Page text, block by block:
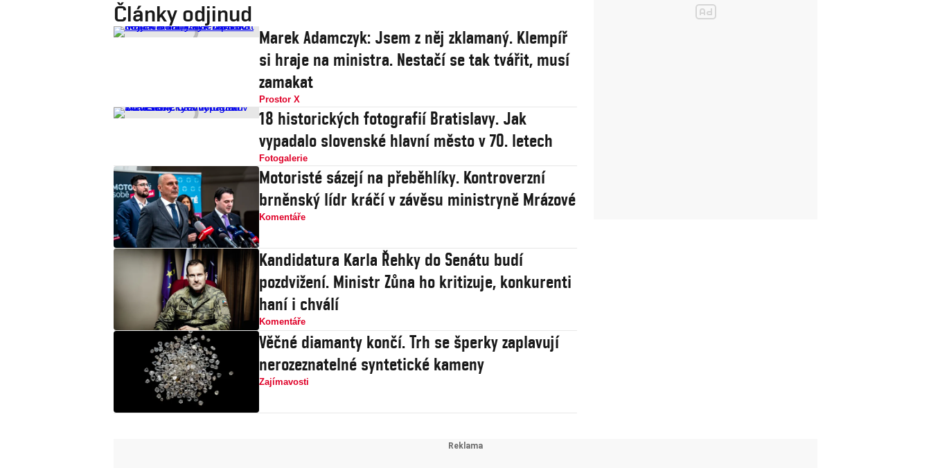
Články odjinud
Marek Adamczyk: Jsem z něj zklamaný. Klempíř
si hraje na ministra. Nestačí se tak tvářit, musí
zamakat
Prostor X
18 historických fotografií Bratislavy. Jak
vypadalo slovenské hlavní město v 70. letech
Fotogalerie
Motoristé sázejí na přeběhlíky. Kontroverzní
brněnský lídr kráčí v závěsu ministryně Mrázové
Komentáře
Kandidatura Karla Řehky do Senátu budí
pozdvižení. Ministr Zůna ho kritizuje, konkurenti
haní i chválí
Komentáře
Věčné diamanty končí. Trh se šperky zaplavují
nerozeznatelné syntetické kameny
Zajímavosti